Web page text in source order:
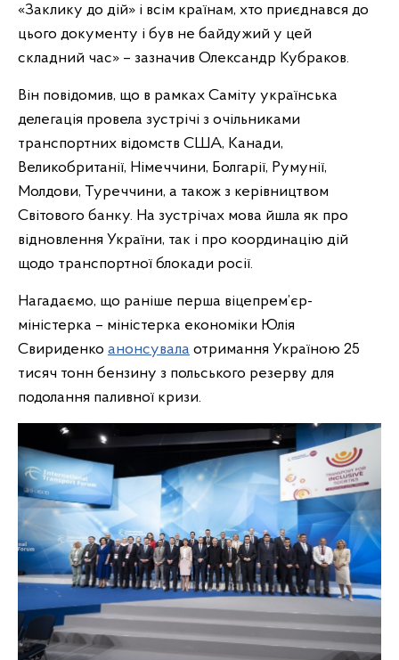
«Заклику до дій» і всім країнам, хто приєднався до
цього документу і був не байдужий у цей
складний час» – зазначив Олександр Кубраков.
Він повідомив, що в рамках Саміту українська
делегація провела зустрічі з очільниками
транспортних відомств США, Канади,
Великобританії, Німеччини, Болгарії, Румунії,
Молдови, Туреччини, а також з керівництвом
Світового банку. На зустрічах мова йшла як про
відновлення України, так і про координацію дій
щодо транспортної блокади росії.
Нагадаємо, що раніше перша віцепрем’єр-
міністерка – міністерка економіки Юлія
Свириденко анонсувала отримання Україною 25
тисяч тонн бензину з польського резерву для
подолання паливної кризи.